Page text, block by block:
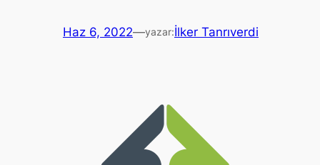
Haz 6, 2022—yazar:İlker Tanrıverdi